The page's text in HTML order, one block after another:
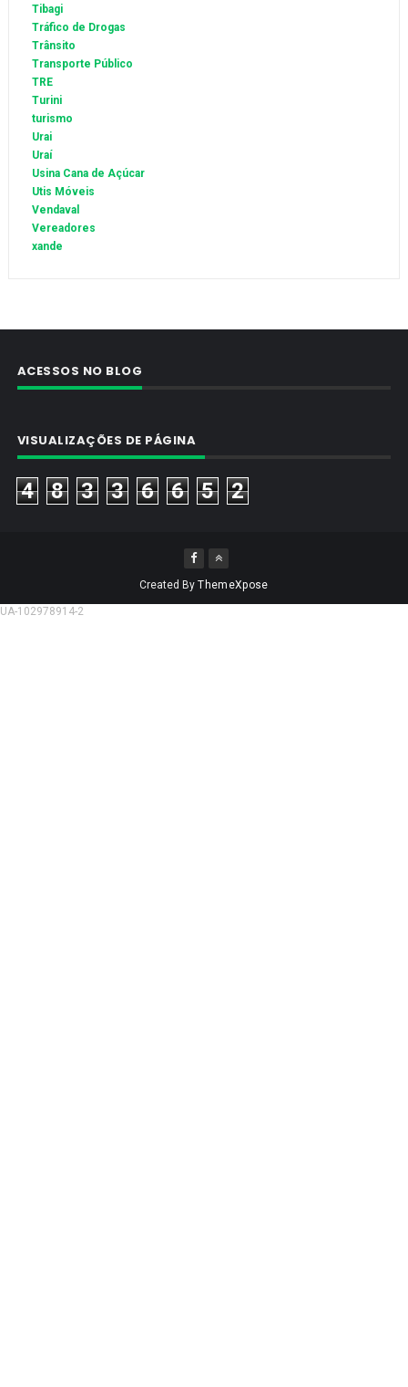
Tibagi
Tráfico de Drogas
Trânsito
Transporte Público
TRE
Turini
turismo
Urai
Uraí
Usina Cana de Açúcar
Utis Móveis
Vendaval
Vereadores
xande
ACESSOS NO BLOG
VISUALIZAÇÕES DE PÁGINA
4 8 3 3 6 6 5 2
Created ByThemeXpose
UA-102978914-2